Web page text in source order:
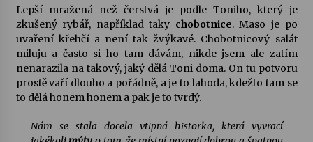
Lepší mražená než čerstvá je podle Toniho, který je
zkušený rybář, například taky chobotnice. Maso je po
uvaření křehčí a není tak žvýkavé. Chobotnicový salát
miluju a často si ho tam dávám, nikde jsem ale zatím
nenarazila na takový, jaký dělá Toni doma. On tu potvoru
prostě vaří dlouho a pořádně, a je to lahoda, kdežto tam se
to dělá honem honem a pak je to tvrdý.
Nám se stala docela vtipná historka, která vyvrací